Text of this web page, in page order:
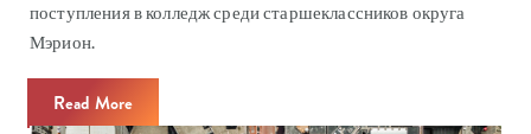
поступления в колледж среди старшеклассников округа
Мэрион.
Read More